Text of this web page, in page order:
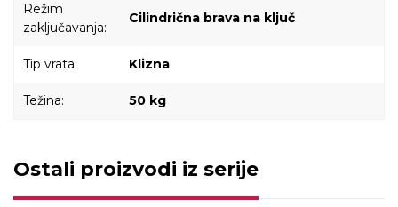
Režim
zaključavanja:
Cilindrična brava na ključ
Tip vrata: Klizna
Težina: 50 kg
Ostali proizvodi iz serije